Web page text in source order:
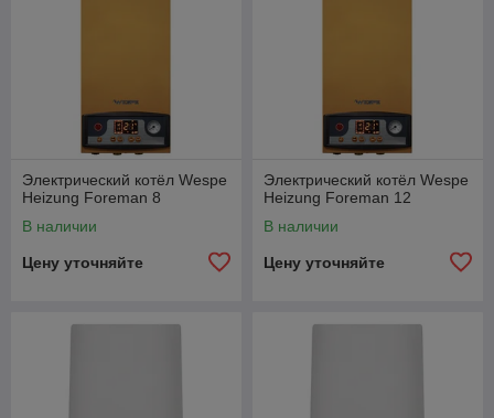
Электрический котёл Wespe
Heizung Foreman 8
В наличии
Цену уточняйте
Электрический котёл Wespe
Heizung Foreman 12
В наличии
Цену уточняйте